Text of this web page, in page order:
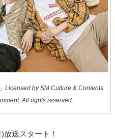
Licensed by SM Culture & Contents
All rights reserved.
送スタート！